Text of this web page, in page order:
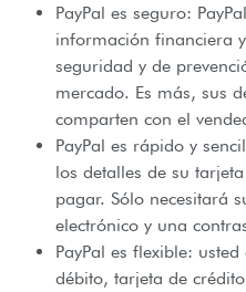
PayPal es seguro:
información financiera
seguridad y de
mercado. Es más, sus
comparten con el
PayPal es rápido y
los detalles de su
pagar. Sólo necesitará
electrónico y una
PayPal es flexible:
débito, tarjeta de